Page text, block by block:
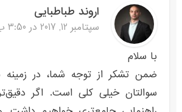
اروند طباطبایی
سپتامبر 12, 2017 در 3:50 ب.ظ
با سلام
ضمن تشکر از توجه شما، در زمینه
سوالتان خیلی کلی است. اگر